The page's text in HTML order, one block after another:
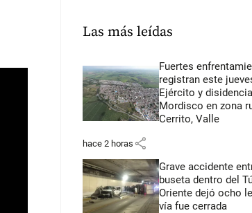
Las más leídas
Fuertes
registran este
Ejército y
Mordisco en zona
Cerrito, Valle
hace 2 horas share
Grave accidente
buseta dentro del
Oriente dejó ocho
vía fue cerrada